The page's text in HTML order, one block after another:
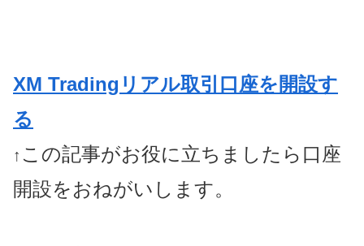
XM Tradingリアル取引口座を開設す
る
↑ この記事がお役に立ちましたら口座
開設をおねがいします。